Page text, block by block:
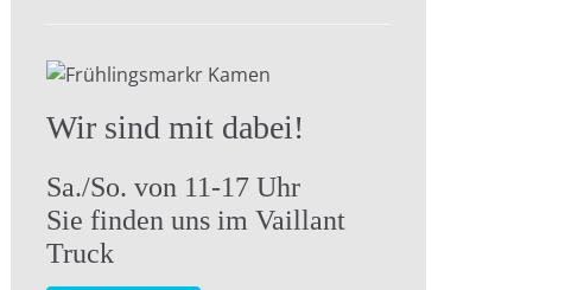
Wir sind mit dabei!
Sa./So. von 11-17 Uhr
Sie finden uns im Vaillant
Truck